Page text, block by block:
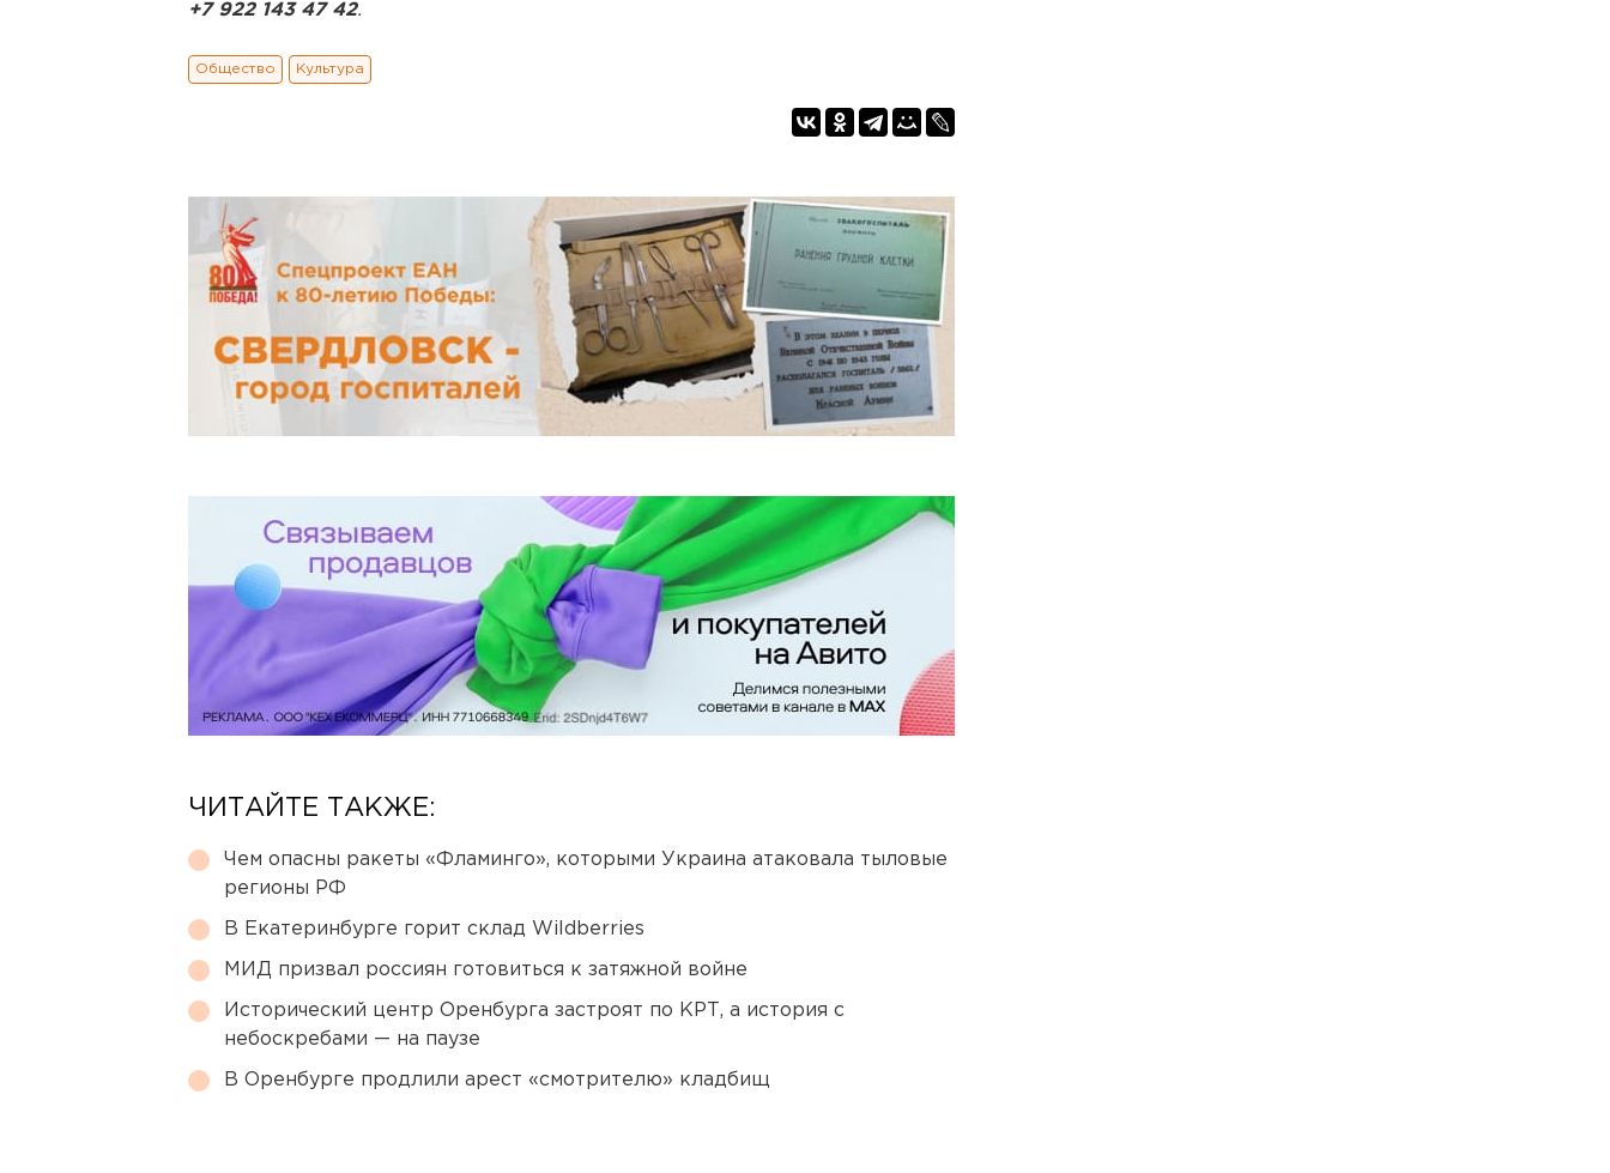
+7 922 143 47 42.
Общество Культура
ЧИТАЙТЕ ТАКЖЕ:
Чем опасны ракеты «Фламинго», которыми Украина атаковала тыловые
регионы РФ
В Екатеринбурге горит склад Wildberries
МИД призвал россиян готовиться к затяжной войне
Исторический центр Оренбурга застроят по КРТ, а история с
небоскребами — на паузе
В Оренбурге продлили арест «смотрителю» кладбищ